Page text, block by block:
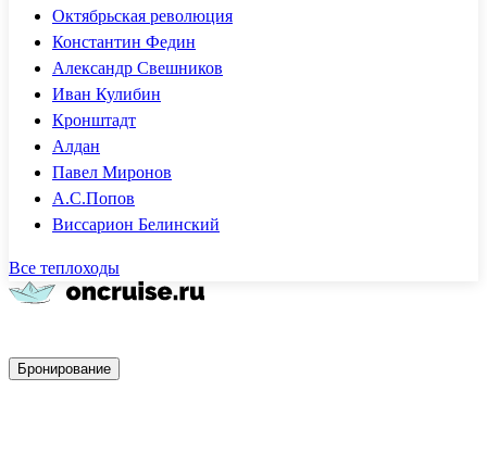
Октябрьская революция
Константин Федин
Александр Свешников
Иван Кулибин
Кронштадт
Алдан
Павел Миронов
А.С.Попов
Виссарион Белинский
Все теплоходы
Бронирование